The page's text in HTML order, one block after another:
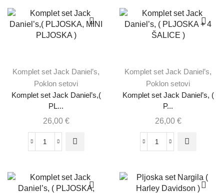
Komplet set Jack Daniel’s,
Poklon setovi
Komplet set Jack Daniel’s,(
PL...
26,00 €
Komplet set Jack Daniel’s,
Poklon setovi
Komplet set Jack Daniel’s, (
P...
26,00 €